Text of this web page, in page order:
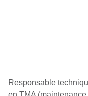
Responsable